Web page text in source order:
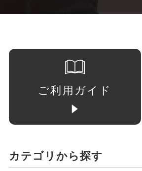
ご利用ガイド
カテゴリから探す